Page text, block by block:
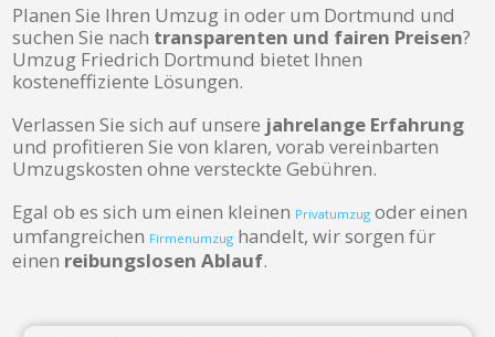
Planen Sie Ihren Umzug in oder um Dortmund und
suchen Sie nach transparenten und fairen Preisen?
Umzug Friedrich Dortmund bietet Ihnen
kosteneffiziente Lösungen.
Verlassen Sie sich auf unsere jahrelange Erfahrung
und profitieren Sie von klaren, vorab vereinbarten
Umzugskosten ohne versteckte Gebühren.
Egal ob es sich um einen kleinen Privatumzug oder einen
umfangreichen Firmenumzug handelt, wir sorgen für
einen reibungslosen Ablauf.